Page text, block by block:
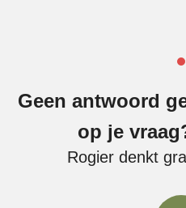
Geen antwoord
op je
Rogier denkt